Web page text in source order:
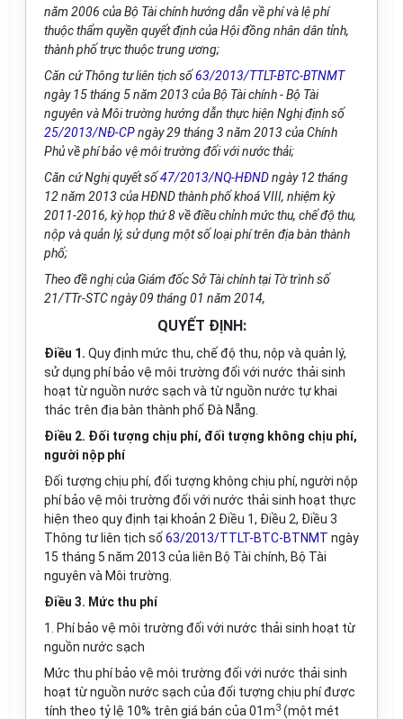
năm 2006 của Bộ Tài chính hướng dẫn về phí và lệ phí
thuộc thẩm quyền quyết định của Hội đồng nhân dân tỉnh,
thành phố trực thuộc trung ương;
Căn cứ Thông tư liên tịch số63/2013/TTLT-BTC-BTNMT
ngày 15 tháng 5 năm 2013 của Bộ Tài chính - Bộ Tài
nguyên và Môi trường hướng dẫn thực hiện Nghị định số
25/2013/NĐ-CPngày 29 tháng 3 năm 2013 của Chính
Phủ về phí bảo vệ môi trường đối với nước thải;
Căn cứ Nghị quyết số47/2013/NQ-HĐNDngày 12 tháng
12 năm 2013 của HĐND thành phố khoá VIII, nhiệm kỳ
2011-2016, kỳ họp thứ 8 về điều chỉnh mức thu, chế độ thu,
nộp và quản lý, sử dụng một số loại phí trên địa bàn thành
phố;
Theo đề nghị của Giám đốc Sở Tài chính tại Tờ trình số
21/TTr-STC ngày 09 tháng 01 năm 2014,
QUYẾT ĐỊNH:
Điều 1. Quy định mức thu, chế độ thu, nộp và quản lý,
sử dụng phí bảo vệ môi trường đối với nước thải sinh
hoạt từ nguồn nước sạch và từ nguồn nước tự khai
thác trên địa bàn thành phố Đà Nẵng.
Điều 2. Đối tượng chịu phí, đối tượng không chịu phí,
người nộp phí
Đối tượng chịu phí, đối tượng không chịu phí, người nộp
phí bảo vệ môi trường đối với nước thải sinh hoạt thực
hiện theo quy định tại khoản 2 Điều 1, Điều 2, Điều 3
Thông tư liên tịch số 63/2013/TTLT-BTC-BTNMT ngày
15 tháng 5 năm 2013 của liên Bộ Tài chính, Bộ Tài
nguyên và Môi trường.
Điều 3. Mức thu phí
1. Phí bảo vệ môi trường đối với nước thải sinh hoạt từ
nguồn nước sạch
Mức thu phí bảo vệ môi trường đối với nước thải sinh
hoạt từ nguồn nước sạch của đối tượng chịu phí được
tính theo tỷ lệ 10% trên giá bán của 01m3 (một mét